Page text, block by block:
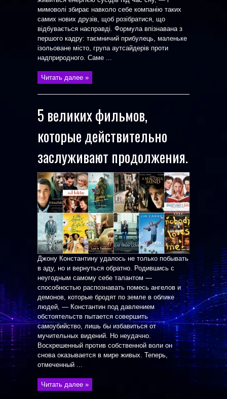
мимоволі збирає навколо себе компанію таких
самих нових друзів, щоб розібратися, що
відбувається насправді. Формула впізнавана з
першого кадру: таємничий прибулець, маленьке
ізольоване місто, група аутсайдерів проти
надприродного. Саме ...
Читать далее »
5 великих фильмов,
которые действительно
заслуживают продолжения.
Джону Константину удалось не только побывать
в аду, но и вернуться обратно. Родившись с
неугодным самому себе талантом —
способностью распознавать помесь ангелов и
демонов, которые бродят по земле в облике
людей, — Константин под давлением
обстоятельств пытается совершить
самоубийство, лишь бы избавиться от
мучительных видений. Но неудачно.
Воскрешенный против собственной воли он
снова оказывается в мире живых. Теперь,
отмеченный ...
Читать далее »